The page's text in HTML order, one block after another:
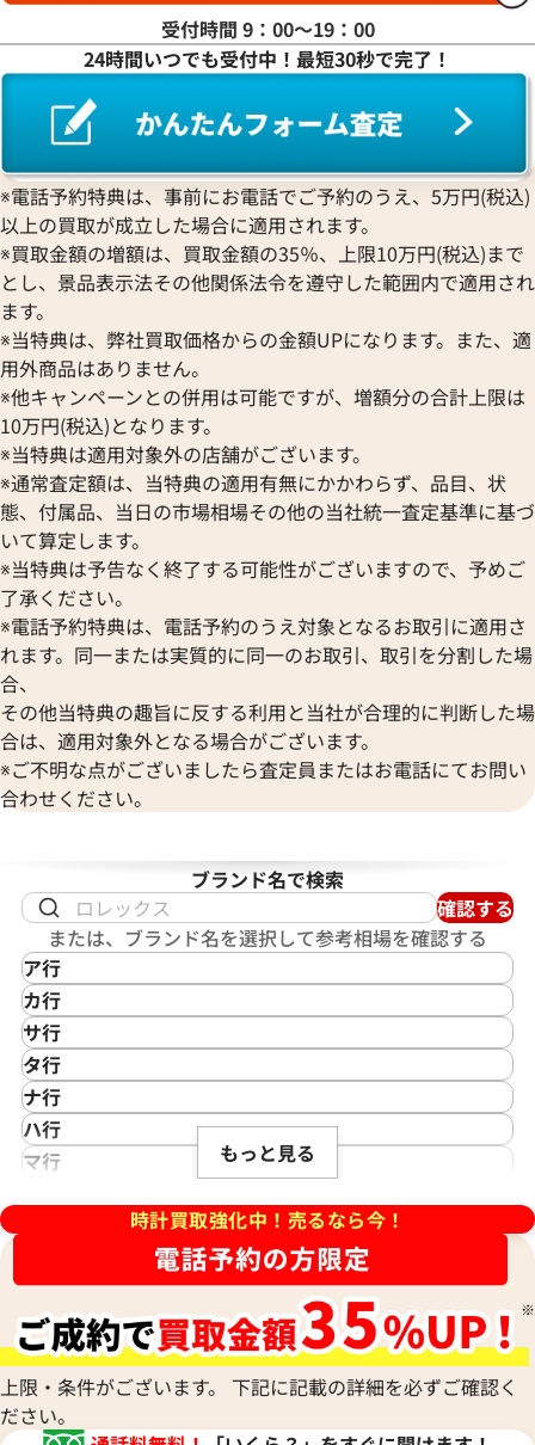
ダン シリアル不鮮明 K18YG
ト
格
日時点の参考買取価格です
ユリス・ナルダン サンマルコ
SS/レザー 自動巻式 ブルー
参考買取価格
167,000円
※2021年11月26日時点の参考
ダン 10932 1 SS 自動巻式
格
受付時間 9：00〜19：00
24時間いつでも受付中！最短30秒で完了！
※電話予約特典は、事前にお電話でご予約のうえ、5万円(税込)
以上の買取が成立した場合に適用されます。
※買取金額の増額は、買取金額の35％、上限10万円(税込)まで
とし、景品表示法その他関係法令を遵守した範囲内で適用され
ます。
※当特典は、弊社買取価格からの金額UPになります。また、適
用外商品はありません。
※他キャンペーンとの併用は可能ですが、増額分の合計上限は
10万円(税込)となります。
※当特典は適用対象外の店舗がございます。
※通常査定額は、当特典の適用有無にかかわらず、品目、状
態、付属品、当日の市場相場その他の当社統一査定基準に基づ
いて算定します。
※当特典は予告なく終了する可能性がございますので、予めご
了承ください。
※電話予約特典は、電話予約のうえ対象となるお取引に適用さ
れます。同一または実質的に同一のお取引、取引を分割した場
合、
その他当特典の趣旨に反する利用と当社が合理的に判断した場
合は、適用対象外となる場合がございます。
※ご不明な点がございましたら査定員またはお電話にてお問い
合わせください。
ブランド名で検索
確認する
または、ブランド名を選択して参考相場を確認する
ア行
IKEPOD
アイクポッド
IWC
アイダブリューシー
Azimuth
アジムース
ANONIMO
アノーニモ
Alain Silberstein
アラン・シルベスタイン
Armand Nicolet
アルマン・ニコレ
WALTHAM
ウォルサム
HUBLOT
ウブロ
カ行
CASIO
カシオ
Cartier
カルティエ
Gaga Milano
ガガミラノ
Quinting
クインティング
Cuervo y Sobrinos
クエルボ・イ・ソブリノス
CVSTOS
クストス
Chronoswiss
クロノスイス
GUCCI
サ行
Saint Laurent
サンローラン
Shellman
シェルマン
CITIZEN
シチズン
Chopard
ショパール
CHAUMET
ショーメ
Jacob & Co.
ジェイコブ
タ行
TAG Heuer
タグ・ホイヤー
Daniel Roth
ダニエル・ロート
TUDOR
チューダー(チュードル)
ティファニー
Dior
ディオール
ナ行
NOMOS Glashütte
ノモス グラスヒュッテ
ハ行
Hamilton
Harry Winston
ハリー・ウィンストン
Patek Philippe
Panerai
パネライ
Parmigiani Fleurier
パルミジャーニ・フルリエ
マ行
MAURICE LACROIX
モーリス・ラクロア
RALPH LAUREN
ラルフ ローレン
Richard Mille
リシャール・ミル
Louis Vuitton
ルイ・ヴィトン
Luminox
ルミノックス
もっと見る
時計買取強化中！売るなら今！
上限・条件がございます。 下記に記載の詳細を必ずご確認く
ださい。